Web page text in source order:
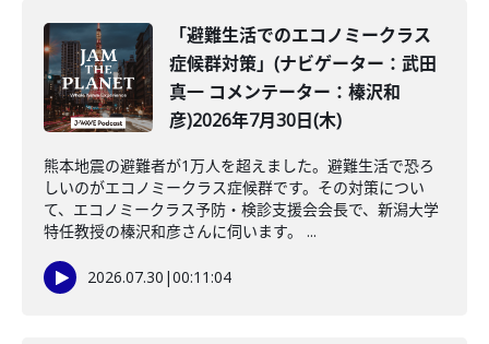
「避難生活でのエコノミークラス
症候群対策」(ナビゲーター：武田
真一 コメンテーター：榛沢和
彦)2026年7月30日(木)
熊本地震の避難者が1万人を超えました。避難生活で恐ろ
しいのがエコノミークラス症候群です。その対策につい
て、エコノミークラス予防・検診支援会会長で、新潟大学
特任教授の榛沢和彦さんに伺います。 ...
2026.07.30 |00:11:04